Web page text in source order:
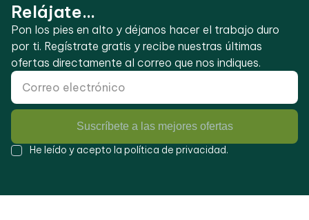
Relájate...
Pon los pies en alto y déjanos hacer el trabajo duro
por ti. Regístrate gratis y recibe nuestras últimas
ofertas directamente al correo que nos indiques.
Suscríbete a las mejores ofertas
He leído y acepto la política de privacidad.